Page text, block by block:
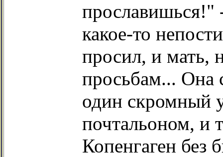
прославишься!"
какое-то
просил, и мать,
просьбам... Она
один скромный
почтальоном, и
Копенгаген без